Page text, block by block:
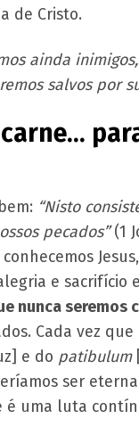
de Cristo.
ainda
salvos por
“Nisto
pecados”(1
e sacrifício
nunca
Cada vez
e do patibulum
ser
é uma luta